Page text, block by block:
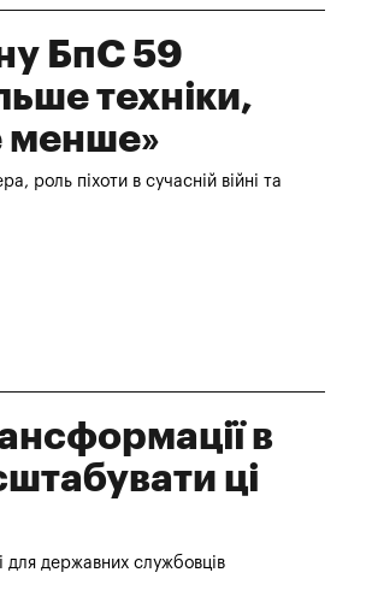
БпС 59
техніки,
менше»
роль піхоти в сучасній війні та
в
ці
для державних службовців